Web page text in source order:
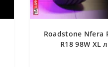
Roadstone Nfera
R18 98W XL